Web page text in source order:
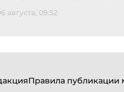
августа, 09:52
Правила публикации